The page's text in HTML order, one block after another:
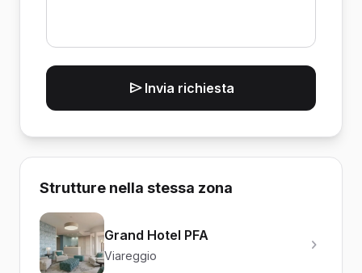
Invia richiesta
Strutture nella stessa zona
Grand Hotel PFA
Viareggio